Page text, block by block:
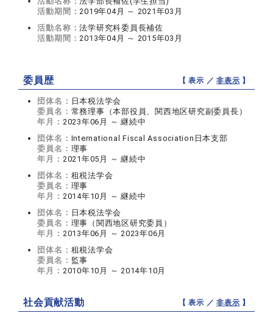
活動期間：2019年04月 ～ 2021年03月
活動名称：法学研究科委員長補佐
活動期間：2013年04月 ～ 2015年03月
委員歴 【 表示 ／非表示 】
団体名： 日本税法学会
委員名： 常務理事（本部役員、関西地区研究副委員長）
年月： 2023年06月 ～ 継続中
団体名： International Fiscal Association日本支部
委員名： 理事
年月： 2021年05月 ～ 継続中
団体名： 租税法学会
委員名： 理事
年月： 2014年10月 ～ 継続中
団体名： 日本税法学会
委員名： 理事（関西地区研究委員）
年月： 2013年06月 ～ 2023年06月
団体名： 租税法学会
委員名： 監事
年月： 2010年10月 ～ 2014年10月
社会貢献活動 【 表示 ／非表示 】